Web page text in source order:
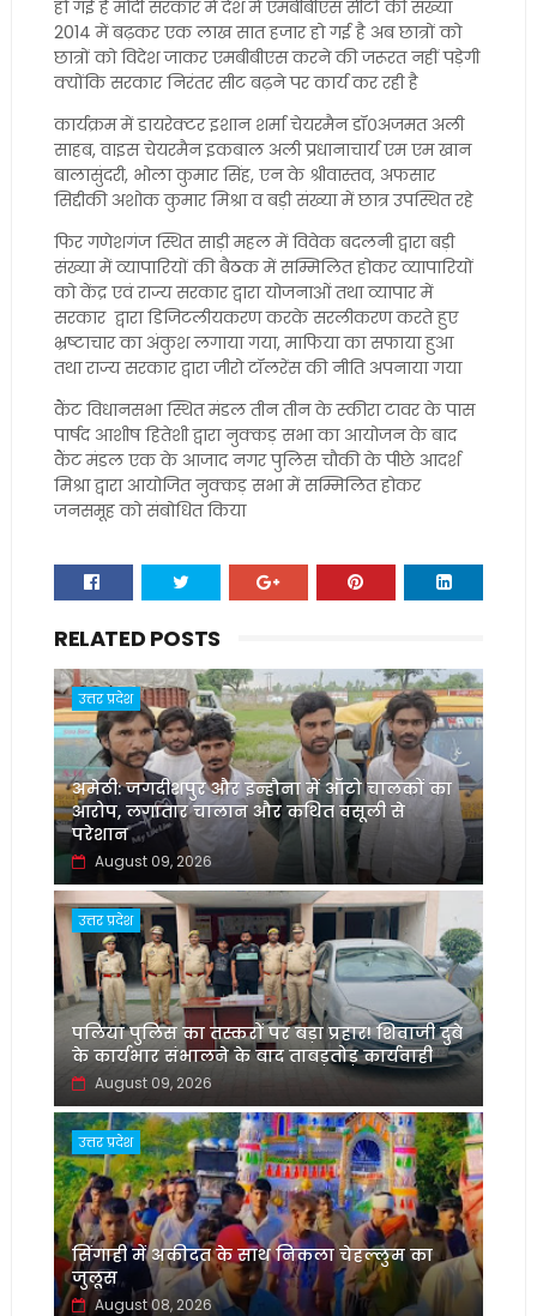
हो गई है मोदी सरकार में देश में एमबीबीएस सीटों की संख्या
2014 में बढ़कर एक लाख सात हजार हो गई है अब छात्रों को
छात्रों को विदेश जाकर एमबीबीएस करने की जरूरत नहीं पड़ेगी
क्योंकि सरकार निरंतर सीट बढ़ने पर कार्य कर रही है
कार्यक्रम में डायरेक्टर इशान शर्मा चेयरमैन डॉ०अजमत अली
साहब, वाइस चेयरमैन इकबाल अली प्रधानाचार्य एम एम खान
बालासुंदरी, भोला कुमार सिंह, एन के श्रीवास्तव, अफसार
सिद्दीकी अशोक कुमार मिश्रा व बड़ी संख्या में छात्र उपस्थित रहे
फिर गणेशगंज स्थित साड़ी महल में विवेक बदलनी द्वारा बड़ी
संख्या में व्यापारियों की बैठक में सम्मिलित होकर व्यापारियों
को केंद्र एवं राज्य सरकार द्वारा योजनाओं तथा व्यापार में
सरकार द्वारा डिजिटलीयकरण करके सरलीकरण करते हुए
भ्रष्टाचार का अंकुश लगाया गया, माफिया का सफाया हुआ
तथा राज्य सरकार द्वारा जीरो टॉलरेंस की नीति अपनाया गया
कैंट विधानसभा स्थित मंडल तीन तीन के स्कीरा टावर के पास
पार्षद आशीष हितेशी द्वारा नुक्कड़ सभा का आयोजन के बाद
कैंट मंडल एक के आजाद नगर पुलिस चौकी के पीछे आदर्श
मिश्रा द्वारा आयोजित नुक्कड़ सभा में सम्मिलित होकर
जनसमूह को संबोधित किया
RELATED POSTS
उत्तर प्रदेश
अमेठी: जगदीशपुर और इन्हौना में ऑटो चालकों का
आरोप, लगातार चालान और कथित वसूली से
परेशान
August 09, 2026
उत्तर प्रदेश
पलिया पुलिस का तस्करों पर बड़ा प्रहार! शिवाजी दुबे
के कार्यभार संभालने के बाद ताबड़तोड़ कार्यवाही
August 09, 2026
उत्तर प्रदेश
सिंगाही में अकीदत के साथ निकला चेहल्लुम का
जुलूस
August 08, 2026